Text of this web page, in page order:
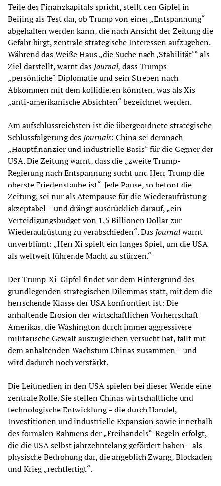
Teile des Finanzkapitals spricht, stellt den Gipfel in
Beijing als Test dar, ob Trump von einer „Entspannung“
abgehalten werden kann, die nach Ansicht der Zeitung die
Gefahr birgt, zentrale strategische Interessen aufzugeben.
Während das Weiße Haus „die Suche nach ‚Stabilität‘“ als
Ziel darstellt, warnt das Journal, dass Trumps
„persönliche“ Diplomatie und sein Streben nach
Abkommen mit dem kollidieren könnten, was als Xis
„anti-amerikanische Absichten“ bezeichnet werden.
Am aufschlussreichsten ist die übergeordnete strategische
Schlussfolgerung des Journals: China sei demnach
„Hauptfinanzier und industrielle Basis“ für die Gegner der
USA. Die Zeitung warnt, dass die „zweite Trump-
Regierung nach Entspannung sucht und Herr Trump die
oberste Friedenstaube ist“. Jede Pause, so betont die
Zeitung, sei nur als Atempause für die Wiederaufrüstung
akzeptabel – und drängt ausdrücklich darauf, „ein
Verteidigungsbudget von 1,5 Billionen Dollar zur
Wiederaufrüstung zu verabschieden“. Das Journalwarnt
unverblümt: „Herr Xi spielt ein langes Spiel, um die USA
als weltweit führende Macht zu stürzen.“
Der Trump-Xi-Gipfel findet vor dem Hintergrund des
grundlegenden strategischen Dilemmas statt, mit dem die
herrschende Klasse der USA konfrontiert ist: Die
anhaltende Erosion der wirtschaftlichen Vorherrschaft
Amerikas, die Washington durch immer aggressivere
militärische Gewalt auszugleichen versucht hat, fällt mit
dem anhaltenden Wachstum Chinas zusammen – und
wird dadurch noch verstärkt.
Die Leitmedien in den USA spielen bei dieser Wende eine
zentrale Rolle. Sie stellen Chinas wirtschaftliche und
technologische Entwicklung – die durch Handel,
Investitionen und industrielle Expansion sowie innerhalb
des formalen Rahmens der „Freihandels“-Regeln erfolgt,
die die USA selbst jahrzehntelang gefördert haben – als
physische Bedrohung dar, die angeblich Zwang, Blockaden
und Krieg „rechtfertigt“.